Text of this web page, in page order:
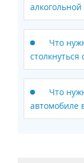
Что
столкнуться
Что
автомобиле